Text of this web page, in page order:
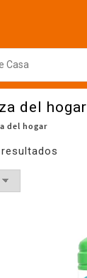
del hogar
del hogar